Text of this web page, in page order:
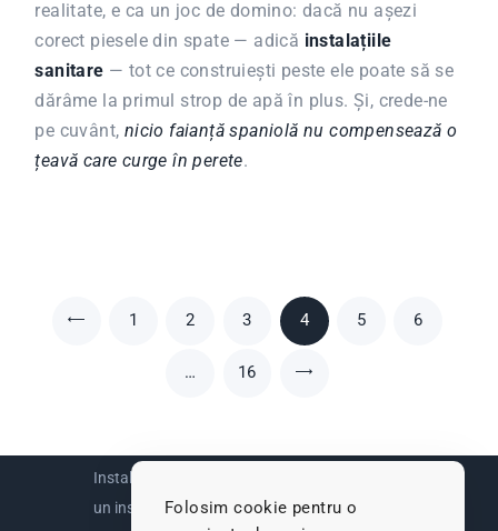
realitate, e ca un joc de domino: dacă nu așezi
corect piesele din spate — adică instalațiile
sanitare — tot ce construiești peste ele poate să se
dărâme la primul strop de apă în plus. Și, crede-ne
pe cuvânt, nicio faianță spaniolă nu compensează o
țeavă care curge în perete.
Paginație articole
PAGE
1 PAGE
2 PAGE
3 PAGE
4 PAGE
5 PAGE
6
… PAGE
16
Instalator București © 2026. Cheamă acum
un instalator sanitar.Folosim cookie pentru o